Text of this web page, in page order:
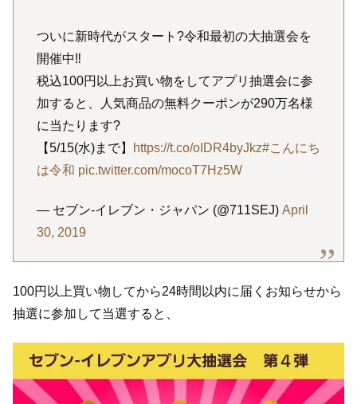
ついに新時代がスタート?令和最初の大抽選会を
開催中‼
税込100円以上お買い物をしてアプリ抽選会に参
加すると、人気商品の無料クーポンが290万名様
に当たります?
【5/15(水)まで】
https://t.co/oIDR4byJkz#こんにち
は令和 pic.twitter.com/mocoT7Hz5W
— セブン‐イレブン・ジャパン (@711SEJ) April
30, 2019
100円以上買い物してから24時間以内に届くお知らせから
抽選に参加して当選すると、